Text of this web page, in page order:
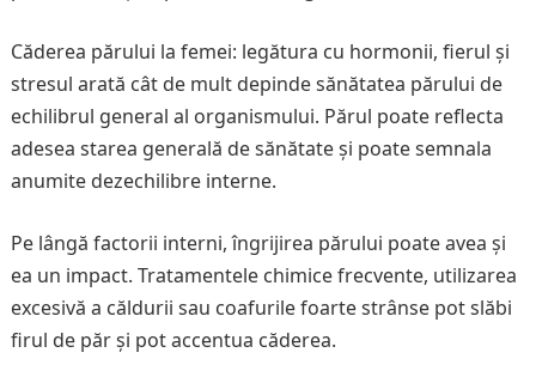
Căderea părului la femei: legătura cu hormonii, fierul și
stresul arată cât de mult depinde sănătatea părului de
echilibrul general al organismului. Părul poate reflecta
adesea starea generală de sănătate și poate semnala
anumite dezechilibre interne.
Pe lângă factorii interni, îngrijirea părului poate avea și
ea un impact. Tratamentele chimice frecvente, utilizarea
excesivă a căldurii sau coafurile foarte strânse pot slăbi
firul de păr și pot accentua căderea.